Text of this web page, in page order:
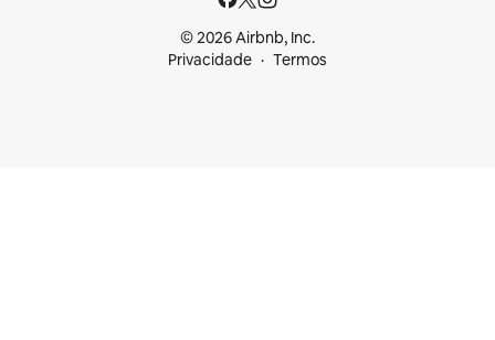
© 2026 Airbnb, Inc.
Privacidade
Termos